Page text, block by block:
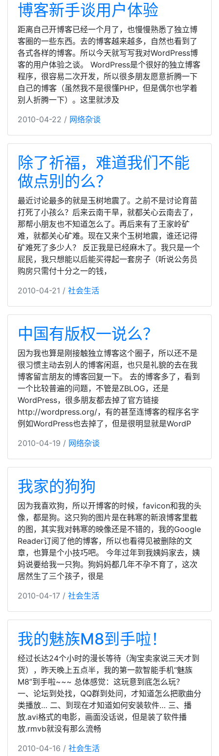
博客新手谈用户体验
距离自己开博客已经一个月了，也慢慢熟悉了独立博
客圈的一些东西。去的博客越来越多，自然也看到了
各式各样的博客。所以今天就写写我对WordPress博
客的用户体验之谈。 WordPress是个很好的独立博客
程序，很容易二次开发，所以很多朋友愿意折腾一下
自己的博客（虽然我不是很懂PHP，但是偶尔也学着
别人折腾一下）。这里就涉及
2010-04-22 / 网络杂谈
除了祈福，难道我们不能
做点别的么？
最近讨论最多的就是玉树地震了。之前不是讨论育苗
打死了小孩么？后来云南干旱，就都关心云南去了，
那帮小朋友也不知道怎么了。再后来有了王家岭矿
难，就都关心矿难。现在又来个玉树地震，谁还记得
矿难死了多少人？ 反正我是已经麻木了。我只是一个
屁民，我只想能以后能买得起一套房子（听说公务员
购房只需付十分之一的钱，
2010-04-21 / 社会生活
中国有版权一说么？
因为我也算是刚接触独立博客这个圈子，所以还不是
很习惯主动去别人的博客闲逛，也只是礼貌的去在我
博客留言朋友的博客回复一下。 去的博客多了，看到
一个比较普遍的问题，不管是ZBLOG，还是
WordPress，很多朋友都去掉了官方链接
http://wordpress.org/，有的甚至连博客的程序名字
例如WordPress也去掉了，但是很明显就是WordP
2010-04-19 / 网络杂谈
我家的狗狗
因为我喜欢狗，所以开博客的时候，favicon和我的头
像，都是狗。这只狗的图片是在韩寒的新浪博客里截
的图，其实我对韩寒的映像还是不错的，我的Google
Reader订阅了他的博客，所以也看得见被删除的文
章，也算是个小技巧吧。 今年过年到我姨妈家去，姨
妈说要给我一只狗。狗妈妈都几年不孕不育了，这次
居然生了三个孩子，很是
2010-04-17 / 社会生活
我的魅族M8到手啦！
经过长达24个小时的漫长等待（淘宝卖家说三天才到
货），昨天晚上五点半，我的第一款智能手机“魅族
M8”到手啦~~~ 总体感觉：这玩意到底怎么玩？
一、论坛到处找，QQ群到处问，才知道怎么把歌曲分
类播放… 二、到现在才知道如何安装软件… 三、播
放.avi格式的电影，画面没话说，但是装了软件播
放.rmvb就没有那么流畅
2010-04-16 / 社会生活